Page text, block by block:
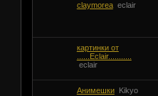
claymorea eclair
картинки от
......Eclair...........
eclair
Анимешки
Kikyo